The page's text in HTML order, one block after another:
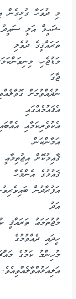
މި ދުވަހާ ގުޅިގެން
ޝަޙީމް އަލީ ސައީދު
ތަރައްޤީގެ ދުވެލި
މަޑުޖެހި،
ޖާގަ
ނުދެއްވުމަށް
އެޤައުމެއްގައި
އެކުވެރިކަމާއި
އަމާންކަން
ޤާއިމުކޮށް
ޤައުމުގެ އެންމެހާ
އަފުރާދުން
އަދު
މުޖުތަމަޢު ތަރައްޤީ
ހީދައި ދެއްވުމުގެ
މުހިންމު ކަމުގެ
އަލިއަޅުއްވާލެއްވިއެވެ.